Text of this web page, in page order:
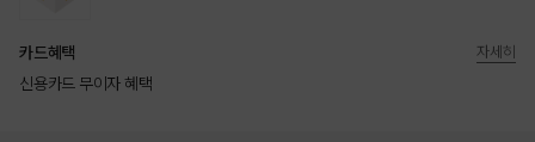
카드혜택
신용카드 무이자 혜택
자세히